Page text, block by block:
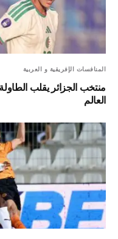
المنافسات الإفريقية و العربية
منتخب الجزائر يقلب
العالم